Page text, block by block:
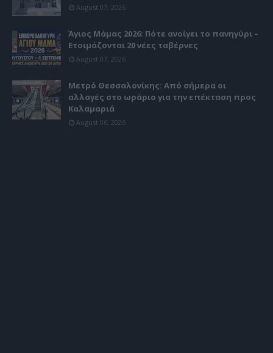
August 07, 2026
Άγιος Μάμας 2026: Πότε ανοίγει το πανηγύρι –
Ετοιμάζονται 20 νέες ταβέρνες
August 07, 2026
Μετρό Θεσσαλονίκης: Από σήμερα οι
αλλαγές στο ωράριο για την επέκταση προς
Καλαμαριά
August 06, 2026